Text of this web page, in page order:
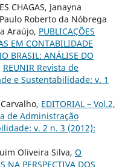
CHAGAS, Janayna
Roberto da Nóbrega
Araújo, PUBLICAÇÕES
EM CONTABILIDADE
BRASIL: ANÁLISE DO
REUNIR Revista de
e Sustentabilidade: v. 1
EDITORIAL – Vol.2,
de Administração
v. 2 n. 3 (2012):
Oliveira Silva, O
NA PERSPECTIVA DOS